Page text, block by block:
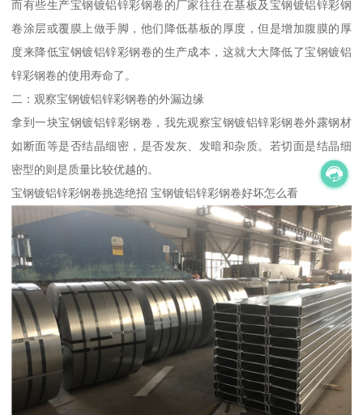
而有些生产宝钢镀铝锌彩钢卷的厂家往往在基板及宝钢镀铝锌彩钢
卷涂层或覆膜上做手脚，他们降低基板的厚度，但是增加腹膜的厚
度来降低宝钢镀铝锌彩钢卷的生产成本，这就大大降低了宝钢镀铝
锌彩钢卷的使用寿命了。
二：观察宝钢镀铝锌彩钢卷的外漏边缘
拿到一块宝钢镀铝锌彩钢卷，我先观察宝钢镀铝锌彩钢卷外露钢材
如断面等是否结晶细密，是否发灰、发暗和杂质。若切面是结晶细
密型的则是质量比较优越的。
宝钢镀铝锌彩钢卷挑选绝招 宝钢镀铝锌彩钢卷好坏怎么看